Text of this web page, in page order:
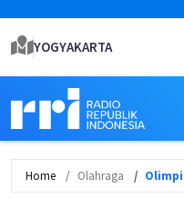
YOGYAKARTA
Home Olahraga